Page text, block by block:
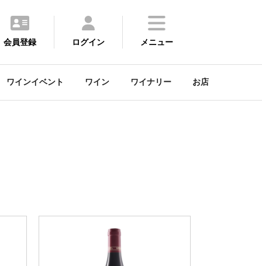
会員登録 ログイン メニュー
ワインイベント ワイン ワイナリー お店